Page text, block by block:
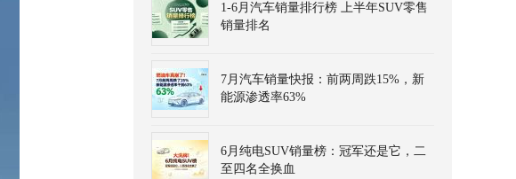
1-6月汽车销量排行榜 上半年SUV零售
销量排名
7月汽车销量快报：前两周跌15%，新
能源渗透率63%
6月纯电SUV销量榜：冠军还是它，二
至四名全换血